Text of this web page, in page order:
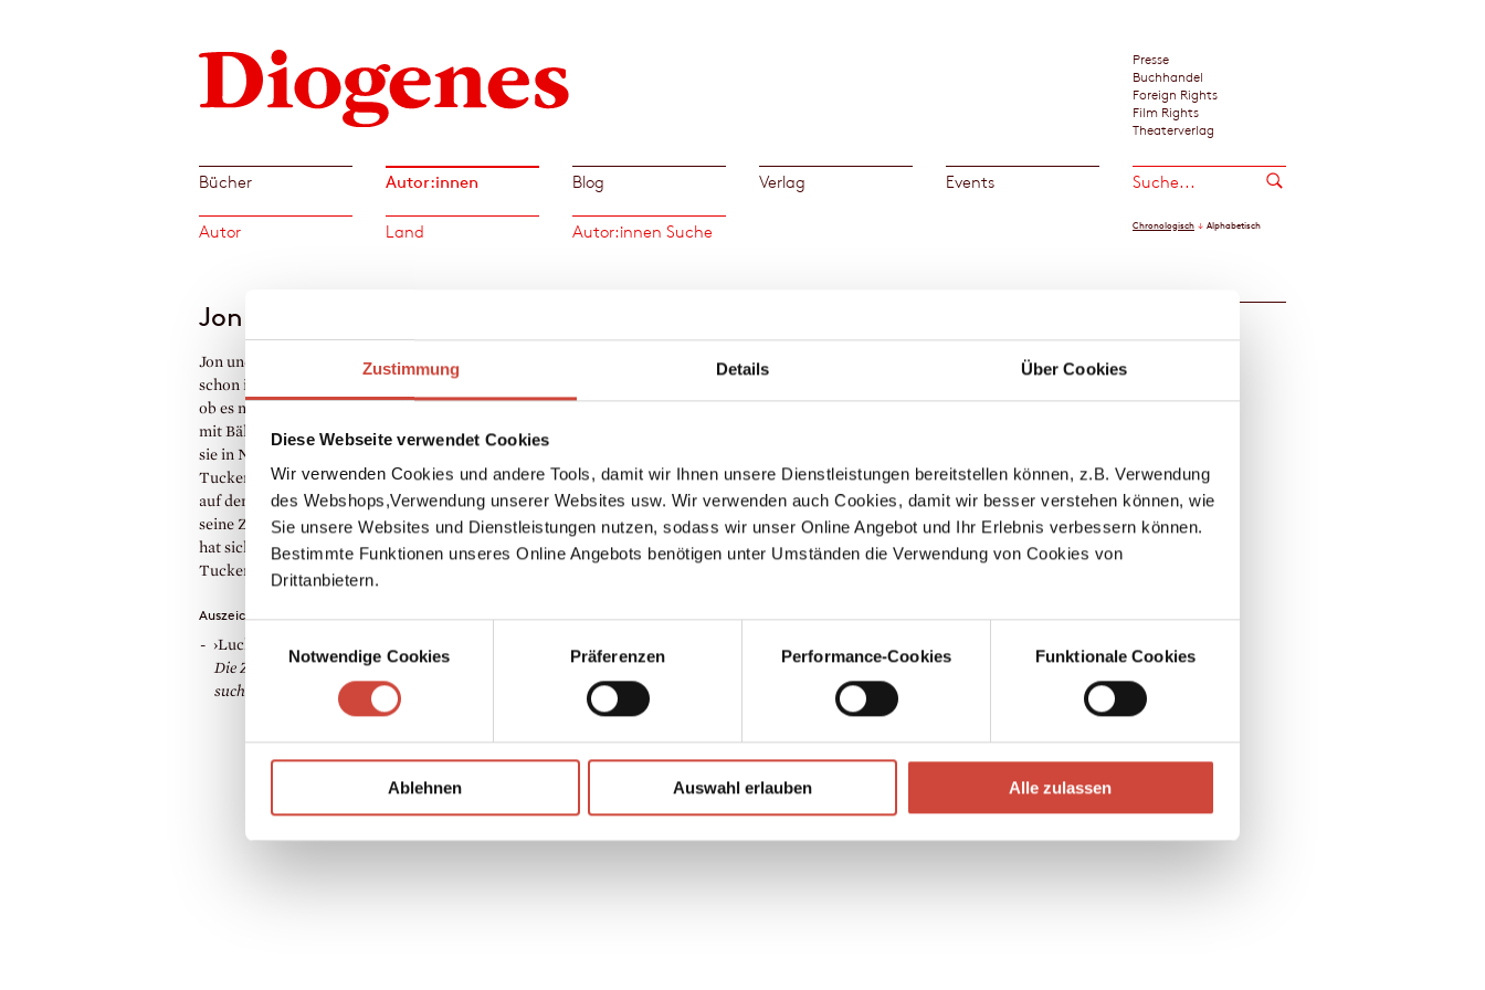
Zustimmung Details Über Cookies
Diese Webseite verwendet Cookies
Wir verwenden Cookies und andere Tools, damit wir Ihnen unsere Dienstleistungen bereitstellen können, z.B. Verwendung
des Webshops,Verwendung unserer Websites usw. Wir verwenden auch Cookies, damit wir besser verstehen können, wie
Sie unsere Websites und Dienstleistungen nutzen, sodass wir unser Online Angebot und Ihr Erlebnis verbessern können.
Bestimmte Funktionen unseres Online Angebots benötigen unter Umständen die Verwendung von Cookies von
Drittanbietern.
Notwendige Cookies
Präferenzen Performance-Cookies Funktionale Cookies
Ablehnen Auswahl erlauben Alle zulassen
Presse
Buchhandel
Foreign Rights
Film Rights
Theaterverlag
Bücher Autor:innen Blog Verlag Events
Autor Land Autor:innen Suche Chronologisch Alphabetisch
Foto: © Lisa M. Hamilton
Download Bilddatei ↘
Jon & Tucker Nichols
Jon und Tucker Nichols sind Brüder. Sie haben
schon immer gern Sachen zusammen gemacht,
ob es nun Blaubeerkuchen oder seltsame Spiele
mit Bällen und Pinienzapfen waren. Heute leben
sie in Nordkalifornien; Jon macht Musik, und
Tucker stellt seine Kunst in Museen und Galerien
auf der ganzen Welt aus. ›Herr Sauermann sucht
seine Zähne‹ ist ihr erstes Buch für Kinder. Jon
hat sich fast die ganzen Wörter ausgedacht.
Tucker hat fast alle Zeichnungen gemacht.
Auszeichnungen
›Luchs-Preis‹ des Monats März verliehen von
Die Zeit
und Radio Bremen fürHerr Sauermann
sucht seine Zähne
, 2016
Herr Sauermann sucht seine Zähne